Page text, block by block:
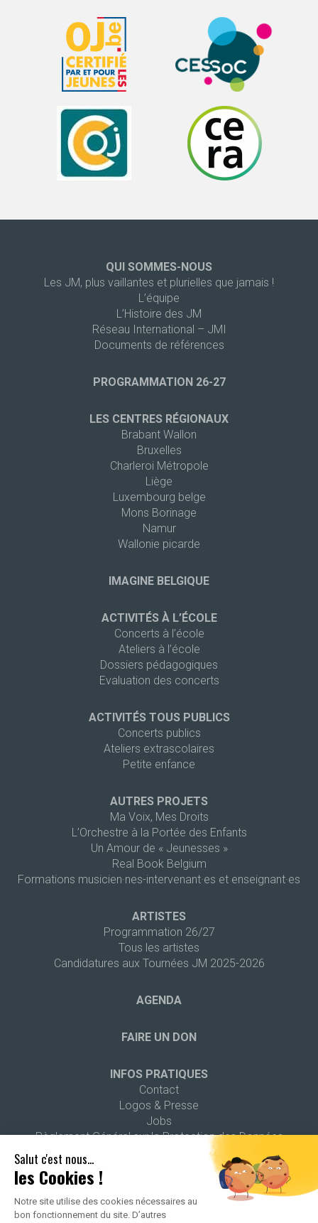
Salut c'est nous...
les Cookies !
Notre site utilise des cookies nécessaires au
bon fonctionnement du site. D’autres
QUI SOMMES-NOUS
Les JM, plus vaillantes et plurielles que jamais !
L’équipe
L’Histoire des JM
Réseau International – JMI
Documents de références
PROGRAMMATION 26-27
LES CENTRES RÉGIONAUX
Brabant Wallon
Bruxelles
Charleroi Métropole
Liège
Luxembourg belge
Mons Borinage
Namur
Wallonie picarde
IMAGINE BELGIQUE
ACTIVITÉS À L’ÉCOLE
Concerts à l’école
Ateliers à l’école
Dossiers pédagogiques
Evaluation des concerts
ACTIVITÉS TOUS PUBLICS
Concerts publics
Ateliers extrascolaires
Petite enfance
AUTRES PROJETS
Ma Voix, Mes Droits
L’Orchestre à la Portée des Enfants
Un Amour de « Jeunesses »
Real Book Belgium
Formations musicien·nes-intervenant·es et enseignant·es
ARTISTES
Programmation 26/27
Tous les artistes
Candidatures aux Tournées JM 2025-2026
AGENDA
FAIRE UN DON
INFOS PRATIQUES
Contact
Logos & Presse
Jobs
Règlement Général sur la Protection des Données
2026 ALL RIGHTS RESERVED -POLITIQUE DE CONFIDENTIALITÉ